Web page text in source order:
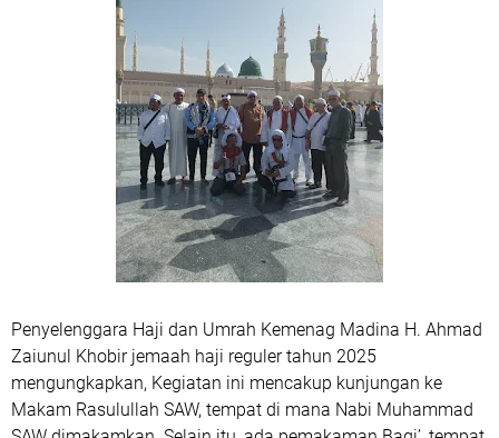
Penyelenggara Haji dan Umrah Kemenag Madina H. Ahmad
Zaiunul Khobir jemaah haji reguler tahun 2025
mengungkapkan, Kegiatan ini mencakup kunjungan ke
Makam Rasulullah SAW, tempat di mana Nabi Muhammad